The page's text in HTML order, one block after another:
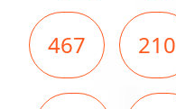
467 210